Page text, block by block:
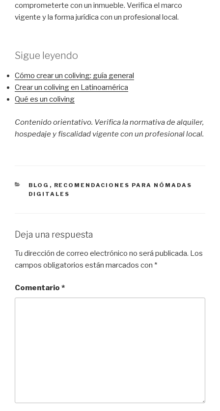
comprometerte con un inmueble. Verifica el marco
vigente y la forma jurídica con un profesional local.
Sigue leyendo
Cómo crear un coliving: guía general
Crear un coliving en Latinoamérica
Qué es un coliving
Contenido orientativo. Verifica la normativa de alquiler,
hospedaje y fiscalidad vigente con un profesional local.
CATEGORÍAS
BLOG , RECOMENDACIONES PARA NÓMADAS
DIGITALES
Deja una respuesta
Tu dirección de correo electrónico no será publicada. Los
campos obligatorios están marcados con *
Comentario *